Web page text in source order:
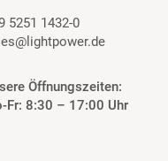
5251 1432-0
Öffnungszeiten:
Fr: 8:30 – 17:00 Uhr